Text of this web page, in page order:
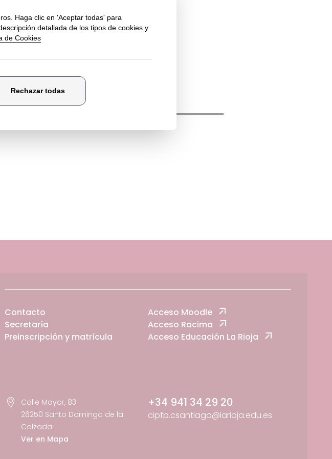
formativos de nuestro centro,
Forum 2018.
Contacto
Secretaría
Preinscripción y matrícula
Acceso Moodle
Acceso Racima
Acceso Educación La Rioja
Calle Mayor, 83
26250 Santo Domingo de la
Calzada
Ver en Mapa
+34 941 34 29 20
cipfp.csantiago@larioja.edu.es